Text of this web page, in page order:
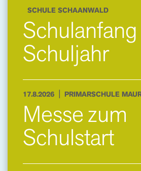
SCHULE SCHAANWALD
Schulanfang
Schuljahr
17.8.2026 | PRIMARSCHULE
Messe zum
Schulstart